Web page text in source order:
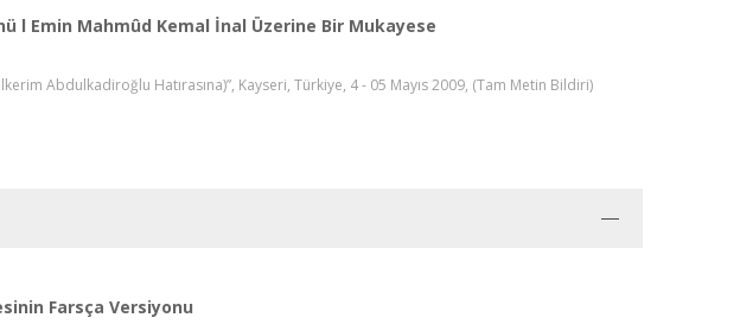
l Emin Mahmûd Kemal İnal Üzerine Bir Mukayese
Abdulkadiroğlu Hatırasına)”, Kayseri, Türkiye, 4 - 05 Mayıs 2009, (Tam Metin Bildiri)
Farsça Versiyonu